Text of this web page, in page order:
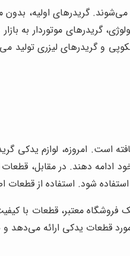
گریدرهای اولیه،
گریدرهای موتوردار به
و گریدرهای لیزری
امروزه، لوازم یدکی
ادامه دهند. در مقابل،
استفاده شود. استفاده از
یک فروشگاه معتبر، قطعات
قطعات یدکی ارائه